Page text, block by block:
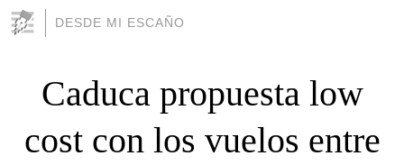
DESDE MI ESCAÑO
Caduca propuesta low
cost con los vuelos entre